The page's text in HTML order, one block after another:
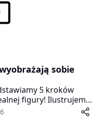
sobie
5 kroków
figury! Ilustrujemy
ten rewolucyjny
Rihanoff –